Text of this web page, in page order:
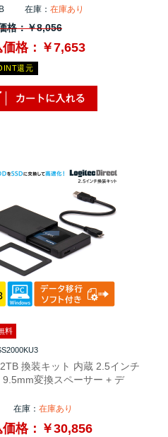
在庫： 在庫あり
格：￥8,056
価格：￥7,653
還元
料
換装キット 内蔵 2.5インチ
9.5mm変換スペーサー + デ
在庫： 在庫あり
価格：￥30,856